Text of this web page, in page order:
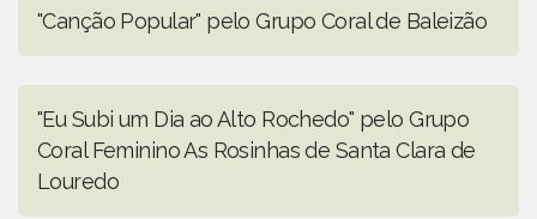
"Canção Popular" pelo Grupo Coral de Baleizão
"Eu Subi um Dia ao Alto Rochedo" pelo Grupo
Coral Feminino As Rosinhas de Santa Clara de
Louredo